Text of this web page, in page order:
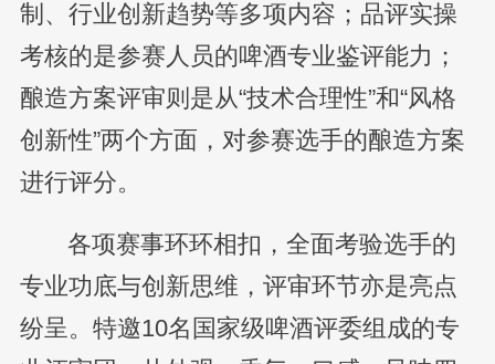
制、行业创新趋势等多项内容；品评实操
考核的是参赛人员的啤酒专业鉴评能力；
酿造方案评审则是从“技术合理性”和“风格
创新性”两个方面，对参赛选手的酿造方案
进行评分。
各项赛事环环相扣，全面考验选手的
专业功底与创新思维，评审环节亦是亮点
纷呈。特邀10名国家级啤酒评委组成的专